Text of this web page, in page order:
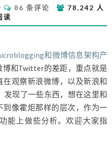
博
和
最
大
不
同
评
论
86 条评论
78,242 人
读
和微博信息架构产
博和Twitter的差距，重点就是
观察新浪微博，以及新浪和
现了一些东西，想在这里和
像霍炬那样的层次，作为一
能上做些分析。欢迎大家指